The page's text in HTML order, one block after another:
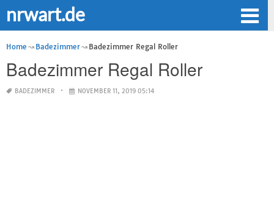
nrwart.de
Home Badezimmer Badezimmer Regal Roller
Badezimmer Regal Roller
BADEZIMMER NOVEMBER 11, 2019 05:14